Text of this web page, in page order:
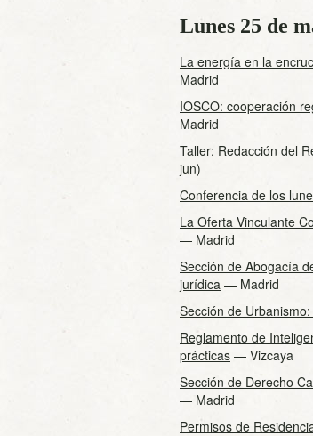
Lunes 25 de
La energía en la
Madrid
IOSCO: cooperación
Madrid
Taller: Redacción del
jun)
Conferencia de los
La Oferta Vinculante
— Madrid
Sección de Abogacía
jurídica — Madrid
Sección de
Reglamento de
prácticas — Vizcaya
Sección de Derecho
— Madrid
Permisos de